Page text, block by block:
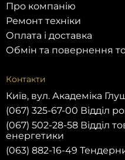
Про компанію
Ремонт техніки
Оплата і доставка
Обмін та повернення
Контакти
Київ, вул. Академіка
(067) 325-67-00 Відділ
(067) 502-28-58 Відділ
енергетики
(063) 882-16-49